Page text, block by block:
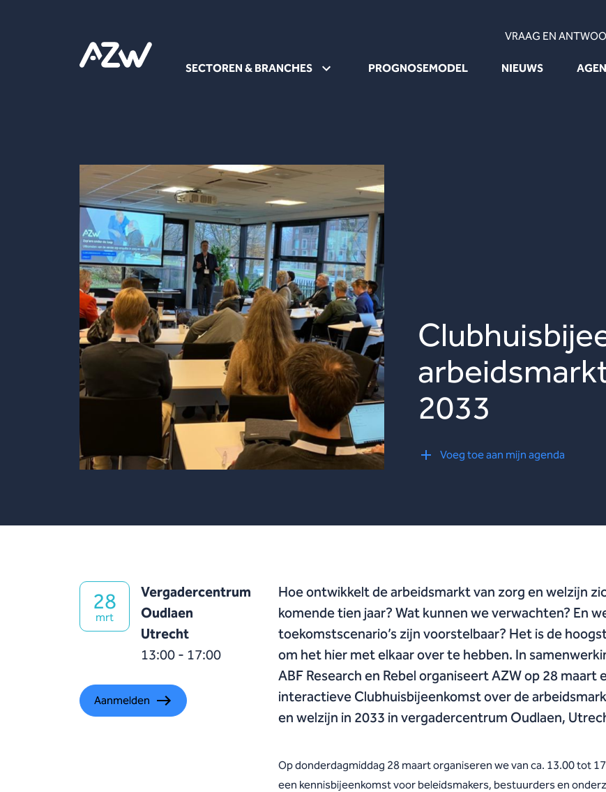
SECTOREN & BRANCHES PROGNOSEMODEL NIEUWS
VRAAG EN
2033
Voeg toe aan mijn agenda
28
mrt
Vergadercentrum
Oudlaen
Utrecht
13:00 - 17:00
Aanmelden
Hoe ontwikkelt de arbeidsmarkt van zorg en welzijn
komende tien jaar? Wat kunnen we verwachten? En
toekomstscenario’s zijn voorstelbaar? Het is de
om het hier met elkaar over te hebben. In
ABF Research en Rebel organiseert AZW op 28 maart
interactieve Clubhuisbijeenkomst over de
en welzijn in 2033 in vergadercentrum Oudlaen,
Op donderdagmiddag 28 maart organiseren we van ca. 13.00 tot
een kennisbijeenkomst voor beleidsmakers, bestuurders en